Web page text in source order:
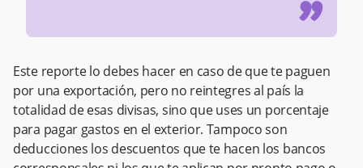
”
Este reporte lo debes hacer en caso de que te paguen
por una exportación, pero no reintegres al país la
totalidad de esas divisas, sino que uses un porcentaje
para pagar gastos en el exterior. Tampoco son
deducciones los descuentos que te hacen los bancos